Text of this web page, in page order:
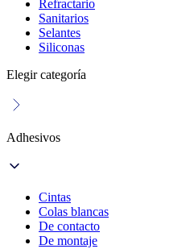
Refractario
Sanitarios
Selantes
Siliconas
Elegir categoría
Adhesivos
Cintas
Colas blancas
De contacto
De montaje